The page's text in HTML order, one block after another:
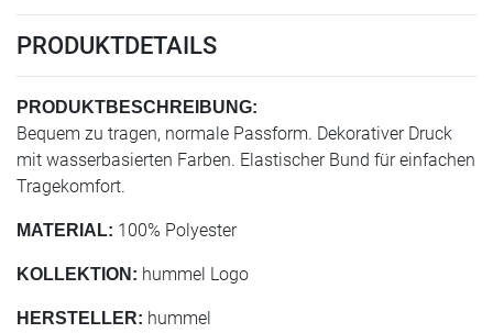
PRODUKTDETAILS
PRODUKTBESCHREIBUNG:
Bequem zu tragen, normale Passform. Dekorativer Druck
mit wasserbasierten Farben. Elastischer Bund für einfachen
Tragekomfort.
MATERIAL: 100% Polyester
KOLLEKTION: hummel Logo
HERSTELLER: hummel